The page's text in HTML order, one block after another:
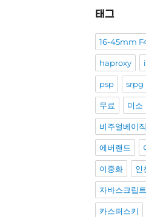
태그
16-45mm
haproxy
psp srpg
무료 미소
비주얼베이직
에버랜드
이중화 인
자바스크립트
카스퍼스키